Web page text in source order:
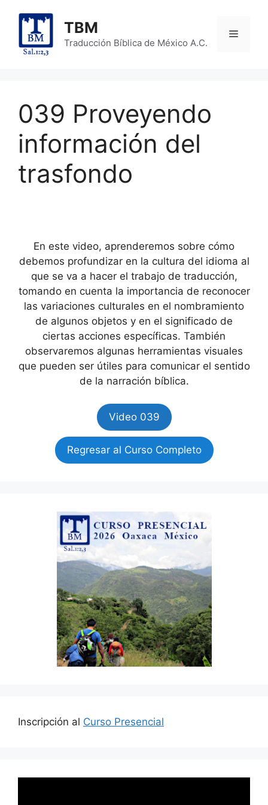
content
TBM
Traducción Bíblica de México A.C.
Menu
039 Proveyendo
información del
trasfondo
En este video, aprenderemos sobre cómo
debemos profundizar en la cultura del idioma al
que se va a hacer el trabajo de traducción,
tomando en cuenta la importancia de reconocer
las variaciones culturales en el nombramiento
de algunos objetos y en el significado de
ciertas acciones específicas. También
observaremos algunas herramientas visuales
que pueden ser útiles para comunicar el sentido
de la narración bíblica.
Video 039
Regresar al Curso Completo
Inscripción al Curso Presencial